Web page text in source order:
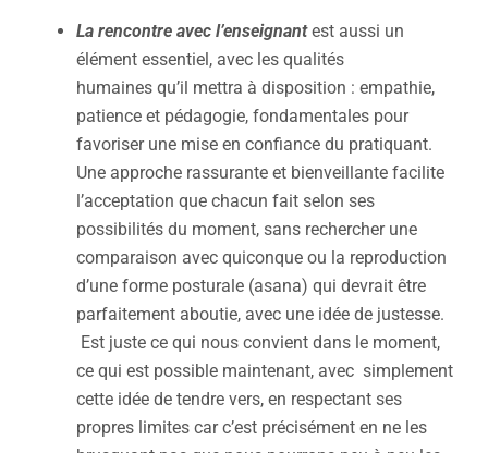
La rencontre avec l’enseignantest aussi un
élément essentiel, avec les qualités
humaines qu’il mettra à disposition : empathie,
patience et pédagogie, fondamentales pour
favoriser une mise en confiance du pratiquant.
Une approche rassurante et bienveillante facilite
l’acceptation que chacun fait selon ses
possibilités du moment, sans rechercher une
comparaison avec quiconque ou la reproduction
d’une forme posturale (asana) qui devrait être
parfaitement aboutie, avec une idée de justesse.
Est juste ce qui nous convient dans le moment,
ce qui est possible maintenant, avec simplement
cette idée de tendre vers, en respectant ses
propres limites car c’est précisément en ne les